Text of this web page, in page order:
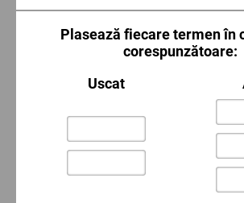
Plasează fiecare termen în
corespunzătoare:
Uscat